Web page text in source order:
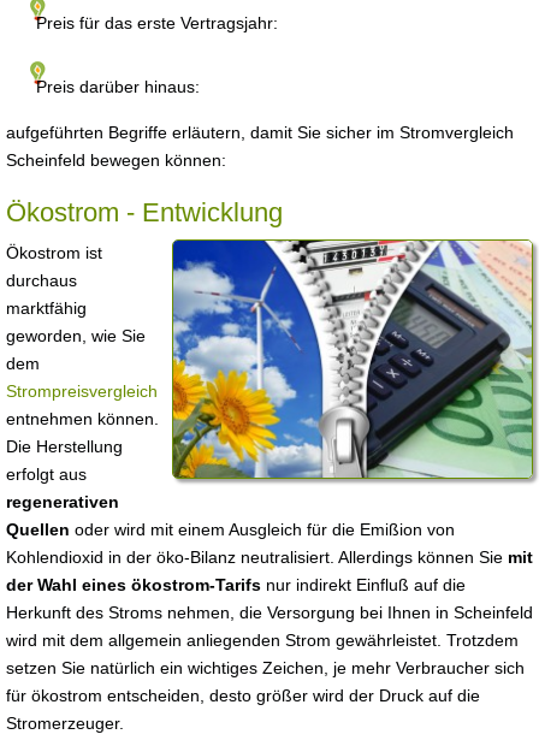
Preis für das erste Vertragsjahr:
Preis darüber hinaus:
aufgeführten Begriffe erläutern, damit Sie sicher im Stromvergleich
Scheinfeld bewegen können:
Ökostrom - Entwicklung
Ökostrom ist
durchaus
marktfähig
geworden, wie Sie
dem
Strompreisvergleich
entnehmen können.
Die Herstellung
erfolgt aus
regenerativen
Quellen oder wird mit einem Ausgleich für die Emißion von
Kohlendioxid in der öko-Bilanz neutralisiert. Allerdings können Sie mit
der Wahl eines ökostrom-Tarifs nur indirekt Einfluß auf die
Herkunft des Stroms nehmen, die Versorgung bei Ihnen in Scheinfeld
wird mit dem allgemein anliegenden Strom gewährleistet. Trotzdem
setzen Sie natürlich ein wichtiges Zeichen, je mehr Verbraucher sich
für ökostrom entscheiden, desto größer wird der Druck auf die
Stromerzeuger.